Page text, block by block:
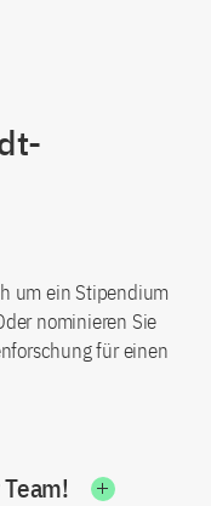
um ein Stipendium
nominieren Sie
für einen